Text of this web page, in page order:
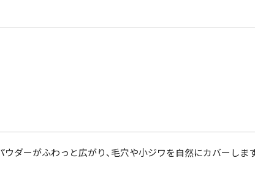
ーがふわっと広がり、毛穴や小ジワを自然にカバーしま